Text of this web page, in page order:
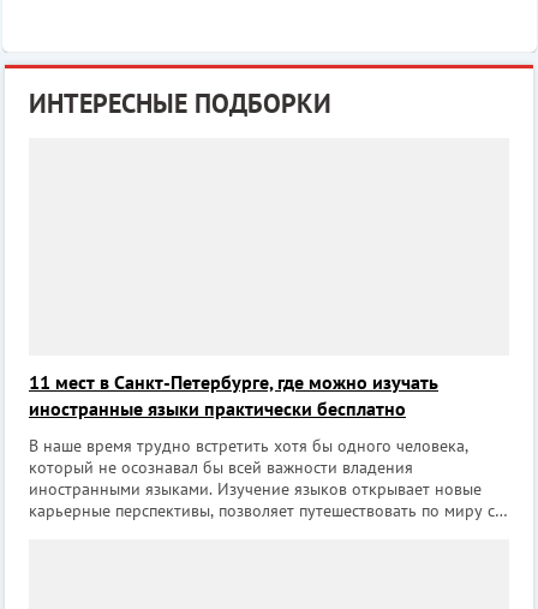
ИНТЕРЕСНЫЕ ПОДБОРКИ
11 мест в Санкт-Петербурге, где можно изучать
иностранные языки практически бесплатно
В наше время трудно встретить хотя бы одного человека,
который не осознавал бы всей важности владения
иностранными языками. Изучение языков открывает новые
карьерные перспективы, позволяет путешествовать по миру с